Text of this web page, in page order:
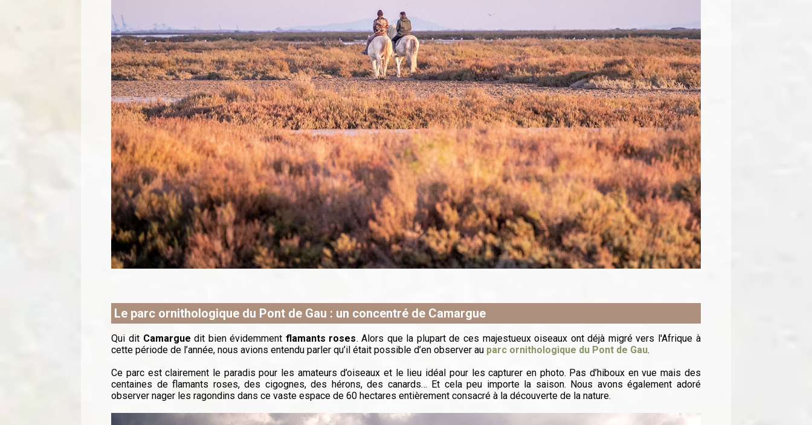
Le parc ornithologique du Pont de Gau : un concentré de Camargue
Qui dit Camargue dit bien évidemment flamants roses. Alors que la plupart de ces majestueux oiseaux ont déjà migré vers l'Afrique à
cette période de l’année, nous avions entendu parler qu’il était possible d’en observer au parc ornithologique du Pont de Gau.
Ce parc est clairement le paradis pour les amateurs d’oiseaux et le lieu idéal pour les capturer en photo. Pas d’hiboux en vue mais des
centaines de flamants roses, des cigognes, des hérons, des canards… Et cela peu importe la saison. Nous avons également adoré
observer nager les ragondins dans ce vaste espace de 60 hectares entièrement consacré à la découverte de la nature.